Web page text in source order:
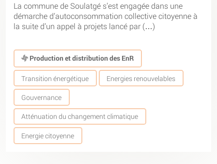
La commune de Soulatgé s’est engagée dans une
démarche d’autoconsommation collective citoyenne à
la suite d’un appel à projets lancé par (…)
Production et distribution des EnR
Transition énergétique Energies renouvelables
Gouvernance
Atténuation du changement climatique
Energie citoyenne